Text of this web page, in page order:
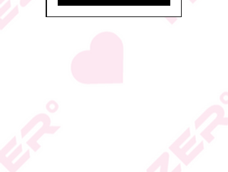
הכשרות על פי החלטת
היצרן או גוף הכשרות;
המידע המעודכן מופיע על
* טעות סופר בתיאור המוצר
החברה
* ט.ל.ח.